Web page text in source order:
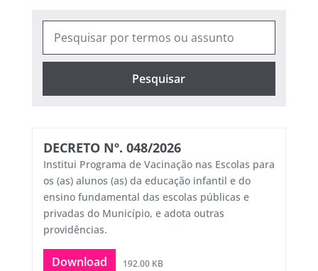
Pesquisar
DECRETO Nº. 048/2026
Institui Programa de Vacinação nas Escolas para
os (as) alunos (as) da educação infantil e do
ensino fundamental das escolas públicas e
privadas do Município, e adota outras
providências.
Download 192.00 KB